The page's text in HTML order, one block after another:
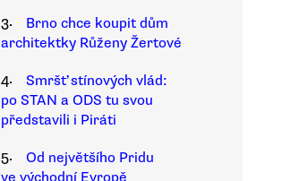
3.
Brno chce koupit dům
architektky Růženy Žertové
4.
Smršť stínových vlád:
po STAN a ODS tu svou
představili i Piráti
5.
Od největšího Pridu
ve východní Evropě